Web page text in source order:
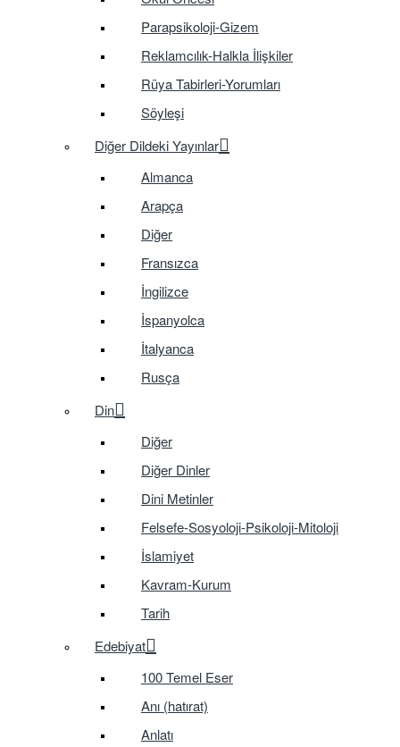
Parapsikoloji-Gizem
Reklamcılık-Halkla İlişkiler
Rüya Tabirleri-Yorumları
Söyleşi
Diğer Dildeki Yayınlar
Almanca
Arapça
Diğer
Fransızca
İngilizce
İspanyolca
İtalyanca
Rusça
Din
Diğer
Diğer Dinler
Dini Metinler
Felsefe-Sosyoloji-Psikoloji-Mitoloji
İslamiyet
Kavram-Kurum
Tarih
Edebiyat
100 Temel Eser
Anı (hatırat)
Anlatı